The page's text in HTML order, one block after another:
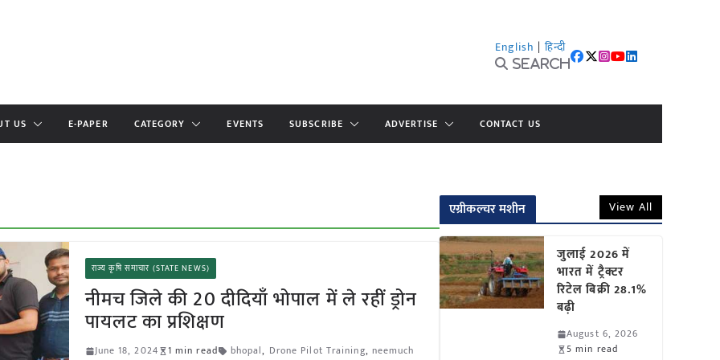
English | हिन्दी
Search
US E-PAPER CATEGORY EVENTS SUBSCRIBE ADVERTISE CONTACT US
राज्य कृषि समाचार (STATE NEWS)
नीमच जिले की 20 दीदियाँ भोपाल में ले रहीं ड्रोन
पायलट का प्रशिक्षण
June 18, 2024 1 min read bhopal, Drone Pilot Training, neemuch
एग्रीकल्चर मशीन View All
जुलाई 2026 में
भारत में ट्रैक्टर
रिटेल बिक्री 28.1%
बढ़ी
August 6, 2026
5 min read